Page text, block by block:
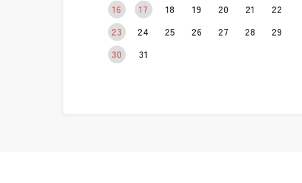
16
17 18 19 20 21
22
23
24 25 26 27 28
29
30
31